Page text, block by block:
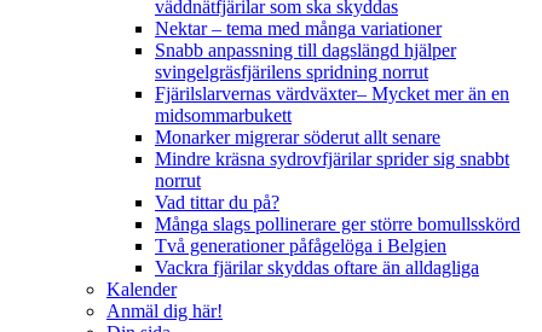
väddnätfjärilar som ska skyddas
Nektar – tema med många variationer
Snabb anpassning till dagslängd hjälper
svingelgräsfjärilens spridning norrut
Fjärilslarvernas värdväxter– Mycket mer än en
midsommarbukett
Monarker migrerar söderut allt senare
Mindre kräsna sydrovfjärilar sprider sig snabbt
norrut
Vad tittar du på?
Många slags pollinerare ger större bomullsskörd
Två generationer påfågelöga i Belgien
Vackra fjärilar skyddas oftare än alldagliga
Kalender
Anmäl dig här!